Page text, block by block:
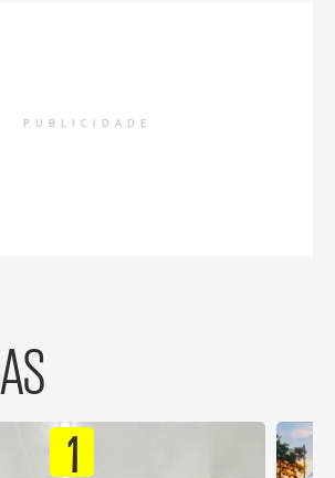
PUBLICIDADE
1